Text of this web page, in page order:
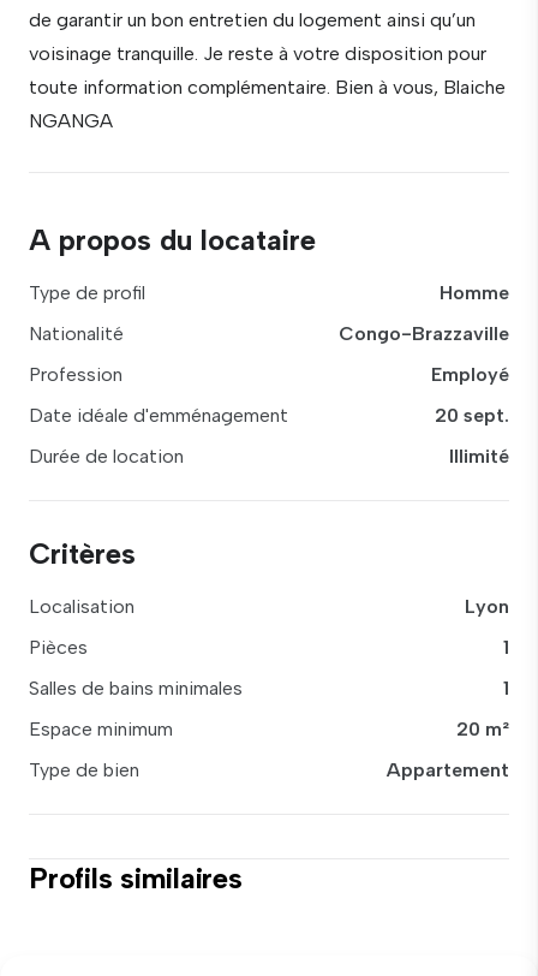
de garantir un bon entretien du logement ainsi qu’un
voisinage tranquille. Je reste à votre disposition pour
toute information complémentaire. Bien à vous, Blaiche
NGANGA
A propos du locataire
Type de profil
Homme
Nationalité
Congo-Brazzaville
Profession
Employé
Date idéale d'emménagement
20 sept.
Durée de location
Illimité
Critères
Localisation
Lyon
Pièces
1
Salles de bains minimales
1
Espace minimum
20 m²
Type de bien
Appartement
Profils similaires